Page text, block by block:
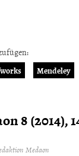
Mendeley
8 (2014),
Medaon